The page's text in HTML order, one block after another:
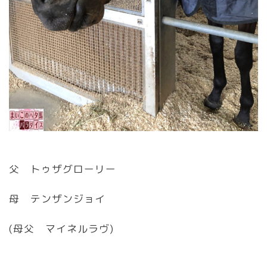
父 トゥザグローリー
母 テンザンジョイ
(母父 マイネルラヴ)